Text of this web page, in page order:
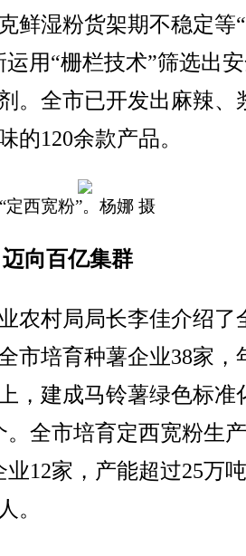
鲜湿粉货架期不稳定等
用“栅栏技术”筛选出
。全市已开发出麻辣、
的120余款产品。
定西宽粉”。杨娜 摄
向百亿集群
村局局长李佳介绍了
市培育种薯企业38家，
，建成马铃薯绿色标准
。全市培育定西宽粉生
业12家，产能超过25万
。